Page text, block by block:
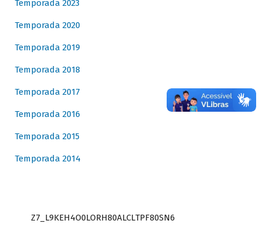
Temporada 2023
Temporada 2020
Temporada 2019
Temporada 2018
Temporada 2017
Temporada 2016
Temporada 2015
Temporada 2014
Z7_L9KEH4O0LORH80ALCLTPF80SN6